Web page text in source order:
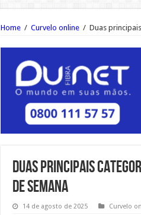
Home / Curvelo online / Duas
Duas principais
de semana
14 de agosto de 2025 Curvelo